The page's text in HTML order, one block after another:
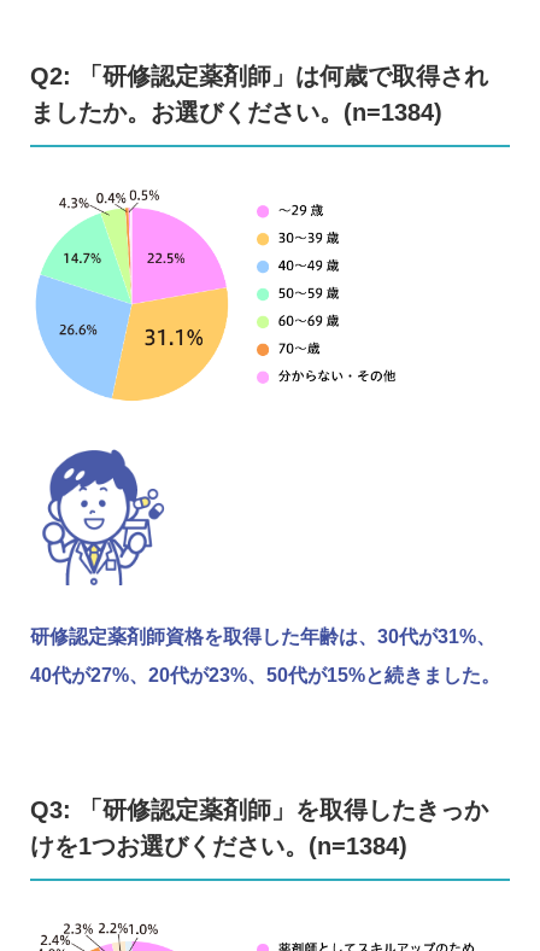
Q2: 「研修認定薬剤師」は何歳で取得され
ましたか。お選びください。(n=1384)
研修認定薬剤師資格を取得した年齢は、30代が31%、
40代が27%、20代が23%、50代が15%と続きました。
Q3: 「研修認定薬剤師」を取得したきっか
けを1つお選びください。(n=1384)